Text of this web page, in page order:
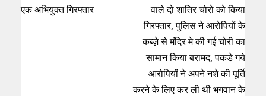
एक अभियुक्त गिरफ्तार
वाले दो शातिर चोरो को किया
गिरफ्तार, पुलिस ने आरोपियों के
कब्ज़े से मंदिर मे की गई चोरी का
सामान किया बरामद, पकडे गये
आरोपियों ने अपने नशे की पूर्ति
करने के लिए कर ली थी भगवान के